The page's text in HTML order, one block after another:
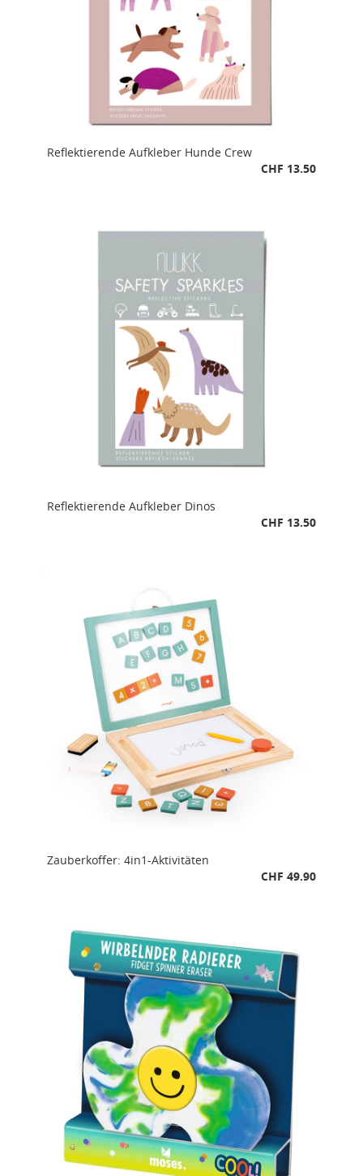
Reflektierende Aufkleber Hunde Crew
CHF 13.50
Reflektierende Aufkleber Dinos
CHF 13.50
Zauberkoffer: 4in1-Aktivitäten
CHF 49.90